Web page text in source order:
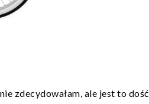
zdecydowałam, ale jest to dość